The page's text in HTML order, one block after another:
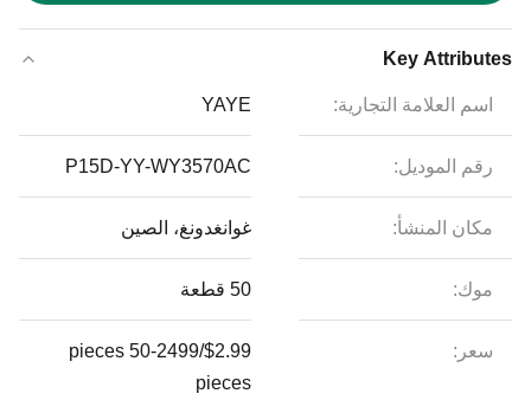
Key Attributes
اسم العلامة التجارية: YAYE
رقم الموديل: P15D-YY-WY3570AC
مكان المنشأ: غوانغدونغ، الصين
موك: 50 قطعة
سعر:
$2.99/pieces 50-2499
pieces